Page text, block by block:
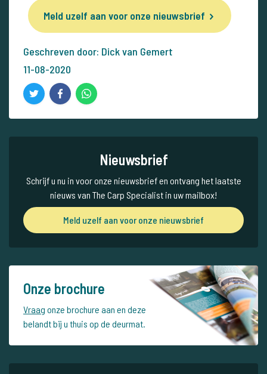
Meld uzelf aan voor onze nieuwsbrief
Geschreven door: Dick van Gemert
11-08-2020
Nieuwsbrief
Schrijf u nu in voor onze nieuwsbrief en ontvang het laatste
nieuws van The Carp Specialist in uw mailbox!
Meld uzelf aan voor onze nieuwsbrief
Onze brochure
Vraag onze brochure aan en deze
belandt bij u thuis op de deurmat.